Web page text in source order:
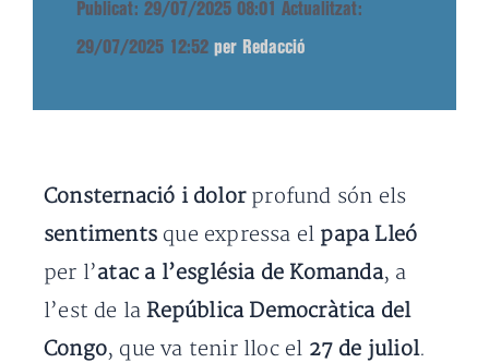
Publicat: 29/07/2025 08:01 Actualitzat:
29/07/2025 12:52 per Redacció
Consternació i dolor profund són els
sentiments que expressa el papa Lleó
per l’atac a l’església de Komanda, a
l’est de laRepública Democràtica del
Congo, que va tenir lloc el 27 de juliol.